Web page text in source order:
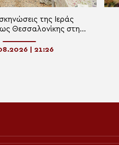
της Ιεράς
Θεσσαλονίκης στη
| 21:26